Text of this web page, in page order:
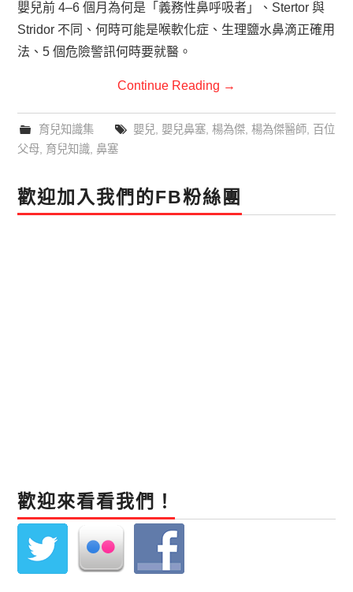
嬰兒前 4–6 個月為何是「義務性鼻呼吸者」、Stertor 與
Stridor 不同、何時可能是喉軟化症、生理鹽水鼻滴正確用
法、5 個危險警訊何時要就醫。
Continue Reading →
育兒知識集 嬰兒 嬰兒鼻塞, 楊為傑, 楊為傑醫師,
百位
父母 育兒知識 鼻塞
歡迎加入我們的FB粉絲團
歡迎來看看我們！